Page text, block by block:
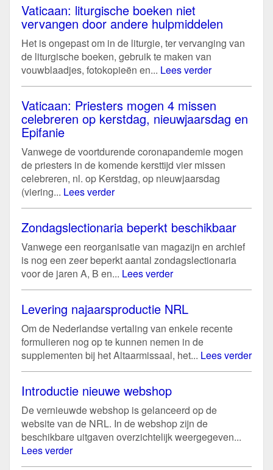
Vaticaan: liturgische boeken niet
vervangen door andere hulpmiddelen
Het is ongepast om in de liturgie, ter vervanging van
de liturgische boeken, gebruik te maken van
vouwblaadjes, fotokopieën en... Lees verder
Vaticaan: Priesters mogen 4 missen
celebreren op kerstdag, nieuwjaarsdag en
Epifanie
Vanwege de voortdurende coronapandemie mogen
de priesters in de komende kersttijd vier missen
celebreren, nl. op Kerstdag, op nieuwjaarsdag
(viering... Lees verder
Zondagslectionaria beperkt beschikbaar
Vanwege een reorganisatie van magazijn en archief
is nog een zeer beperkt aantal zondagslectionaria
voor de jaren A, B en... Lees verder
Levering najaarsproductie NRL
Om de Nederlandse vertaling van enkele recente
formulieren nog op te kunnen nemen in de
supplementen bij het Altaarmissaal, het... Lees verder
Introductie nieuwe webshop
De vernieuwde webshop is gelanceerd op de
website van de NRL. In de webshop zijn de
beschikbare uitgaven overzichtelijk weergegeven...
Lees verder